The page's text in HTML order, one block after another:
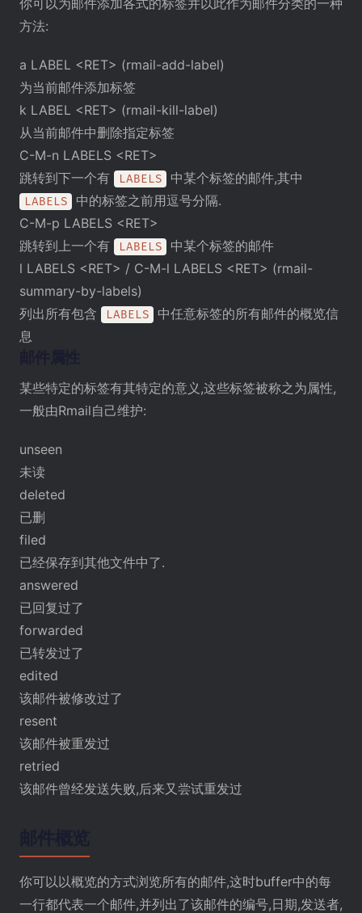
方法:
a LABEL <RET> (rmail-add-label)
为当前邮件添加标签
k LABEL <RET> (rmail-kill-label)
从当前邮件中删除指定标签
C-M-n LABELS <RET>
跳转到下一个有
LABELS 中某个标签的邮件,其中
LABELS
中的标签之前用逗号分隔.
C-M-p LABELS <RET>
跳转到上一个有
LABELS
中某个标签的邮件
l LABELS <RET> / C-M-l LABELS <RET> (rmail-
summary-by-labels)
列出所有包含
LABELS
中任意标签的所有邮件的概览信
息
某些特定的标签有其特定的意义,这些标签被称之为属性,
一般由Rmail自己维护:
unseen
未读
deleted
已删
filed
已经保存到其他文件中了.
answered
已回复过了
forwarded
已转发过了
edited
该邮件被修改过了
resent
该邮件被重发过
retried
该邮件曾经发送失败,后来又尝试重发过
你可以以概览的方式浏览所有的邮件,这时buffer中的每
一行都代表一个邮件,并列出了该邮件的编号,日期,发送者,